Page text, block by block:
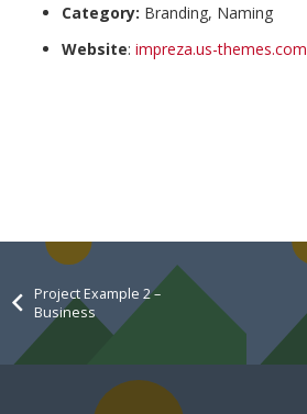
Category: Branding, Naming
Website: impreza.us-themes.com
Project Example 2 –
Business